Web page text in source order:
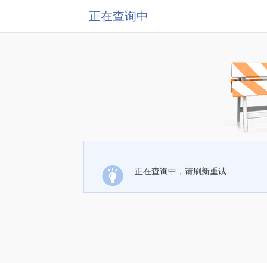
正在查询中
正在查询中，请刷新重试